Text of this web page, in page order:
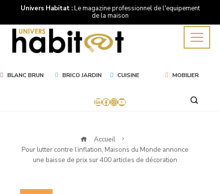
Univers Habitat :Le magazine professionnel de l'equipement
de la maison
BLANC BRUN BRICO JARDIN CUISINE MOBILIER
LinkedIn
Facebook
Instagram
YouTube
Accueil
Pour lutter contre l’inflation, Maisons du Monde annonce
une baisse de prix sur 400 articles de décoration